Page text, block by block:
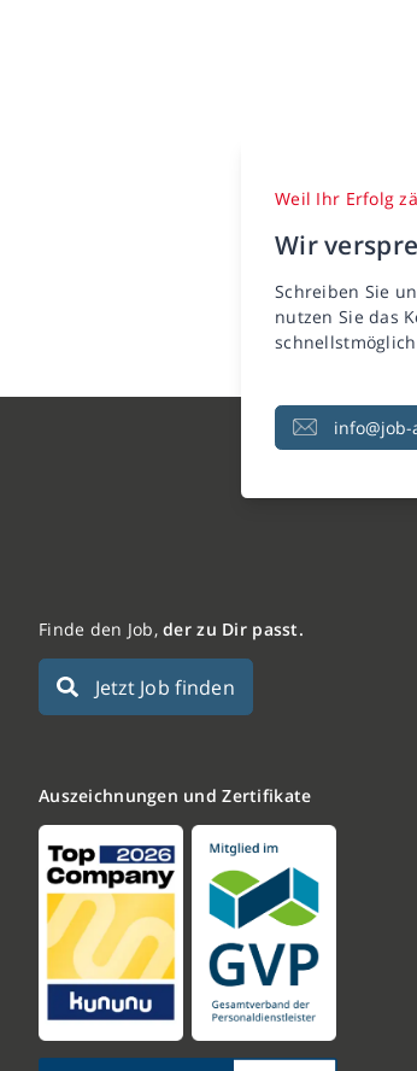
Weil Ihr Erfolg
Wir
Schreiben Sie
nutzen Sie das
info@job-
Finde den Job,der zu Dir passt.
Jetzt Job finden
Auszeichnungen und Zertifikate